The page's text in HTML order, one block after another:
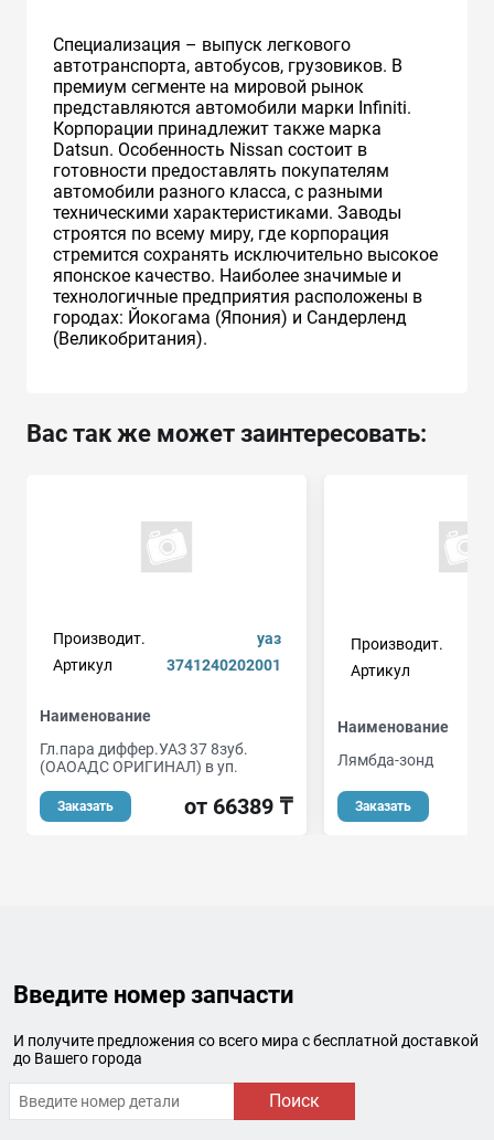
Специализация – выпуск легкового
автотранспорта, автобусов, грузовиков. В
премиум сегменте на мировой рынок
представляются автомобили марки Infiniti.
Корпорации принадлежит также марка
Datsun. Особенность Nissan состоит в
готовности предоставлять покупателям
автомобили разного класса, с разными
техническими характеристиками. Заводы
строятся по всему миру, где корпорация
стремится сохранять исключительно высокое
японское качество. Наиболее значимые и
технологичные предприятия расположены в
городах: Йокогама (Япония) и Сандерленд
(Великобритания).
Вас так же может заинтересовать:
Производит.
уаз
Артикул
3741240202001
Наименование
Гл.пара диффер.УАЗ 37 8зуб.
(ОАОАДС ОРИГИНАЛ) в уп.
Заказать от 66389 ₸
Производит.
Артикул
Наименование
Лямбда-зонд
Заказать
Введите номер запчасти
И получите предложения со всего мира с бесплатной доставкой
до Вашего города
Поиск